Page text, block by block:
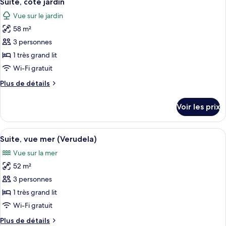
(Collection)
Chambre
Supérieure,
mer
(Collection)
toutes
les
photos
pour
ce
type
chambre :
jardin
Vue sur le jardin
58 m²
3 personnes
1 très grand lit
Wi-Fi gratuit
Plus de détails
Plus
le
type
de
Suite,
côté
Voir les prix
Afficher
toutes
les
photos
pour
ce
type
Une chambre d’hôtel avec un lit,
7
Suite, vue mer (Verudela)
Vue sur la mer
52 m²
3 personnes
1 très grand lit
Wi-Fi gratuit
Plus de détails
Plus